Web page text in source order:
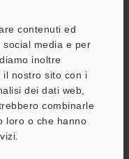
contenuti ed
media e per
inoltre
il nostro sito con i
dei dati web,
combinarle
loro o che hanno